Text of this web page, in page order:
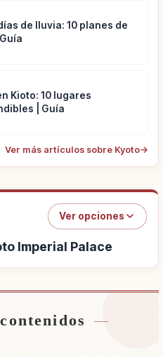
de lluvia: 10 planes de
Kioto: 10 lugares
| Guía
Ver más artículos sobre Kyoto→
Ver opciones
Imperial Palace
de Kyoto Imperial